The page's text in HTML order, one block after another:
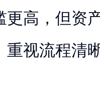
更高，但资
重视流程清